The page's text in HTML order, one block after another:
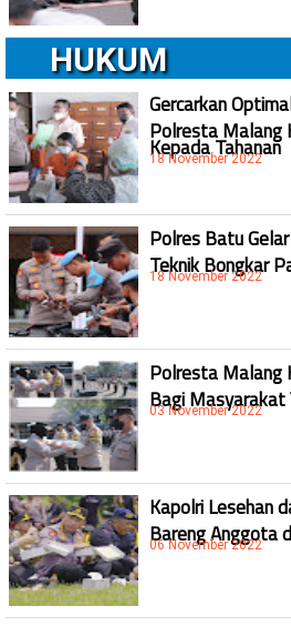
HUKUM
Gercarkan
Polresta Malang
Kepada Tahanan
18 November 2022
Polres Batu
Teknik Bongkar
18 November 2022
Polresta Malang
Bagi Masyarakat
03 November 2022
Kapolri Lesehan
Bareng Anggota
06 November 2022